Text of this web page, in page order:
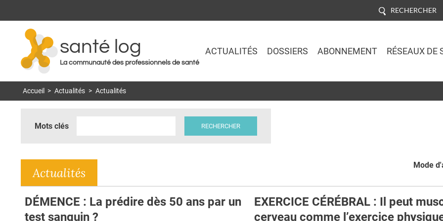
RECHERCHER
santé log
La communauté des professionnels de santé
ACTUALITÉS DOSSIERS ABONNEMENT RÉSEAUX DE
Accueil > Actualités > Actualités
Mots clés
Mode
Actualités
DÉMENCE : La prédire dès 50 ans par un
test sanguin ?
EXERCICE CÉRÉBRAL : Il peut
cerveau comme l’exercice